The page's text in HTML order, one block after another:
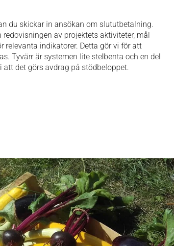
du skickar in ansökan om slututbetalning.
av projektets aktiviteter, mål
relevanta indikatorer. Detta gör vi för att
Tyvärr är systemen lite stelbenta och en del
det görs avdrag på stödbeloppet.